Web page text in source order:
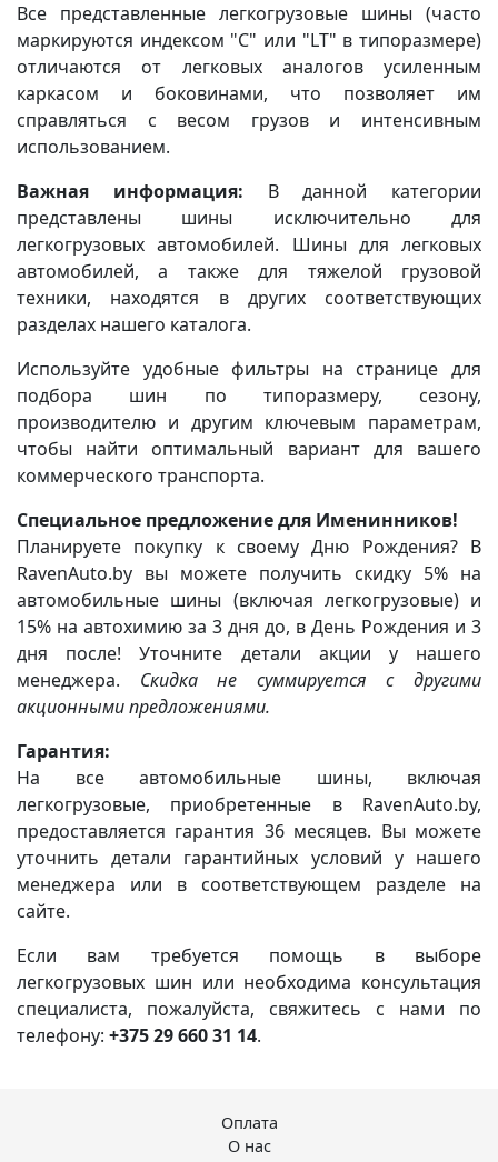
Все представленные легкогрузовые шины (часто
маркируются индексом "C" или "LT" в типоразмере)
отличаются от легковых аналогов усиленным
каркасом и боковинами, что позволяет им
справляться с весом грузов и интенсивным
использованием.
Важная информация: В данной категории
представлены шины исключительно для
легкогрузовых автомобилей. Шины для легковых
автомобилей, а также для тяжелой грузовой
техники, находятся в других соответствующих
разделах нашего каталога.
Используйте удобные фильтры на странице для
подбора шин по типоразмеру, сезону,
производителю и другим ключевым параметрам,
чтобы найти оптимальный вариант для вашего
коммерческого транспорта.
Специальное предложение для Именинников!
Планируете покупку к своему Дню Рождения? В
RavenAuto.by вы можете получить скидку 5% на
автомобильные шины (включая легкогрузовые) и
15% на автохимию за 3 дня до, в День Рождения и 3
дня после! Уточните детали акции у нашего
менеджера. Скидка не суммируется с другими
акционными предложениями.
Гарантия:
На все автомобильные шины, включая
легкогрузовые, приобретенные в RavenAuto.by,
предоставляется гарантия 36 месяцев. Вы можете
уточнить детали гарантийных условий у нашего
менеджера или в соответствующем разделе на
сайте.
Если вам требуется помощь в выборе
легкогрузовых шин или необходима консультация
специалиста, пожалуйста, свяжитесь с нами по
телефону: +375 29 660 31 14.
Оплата
О нас